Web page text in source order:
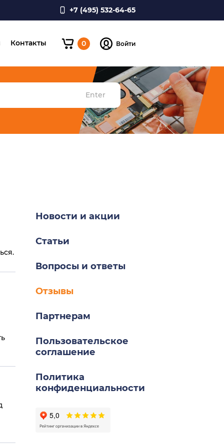
+7 (495) 532-64-65
Контакты 0 Войти
Enter
Новости и акции
Статьи
Вопросы и ответы
Отзывы
Партнерам
Пользовательское
соглашение
Политика
конфиденциальности